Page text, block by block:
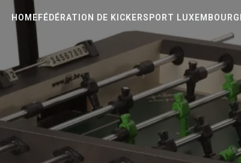
HOME FÉDÉRATION DE KICKERSPORT LUXEMBOURG